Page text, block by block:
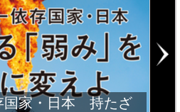
国家・日本 持たざ